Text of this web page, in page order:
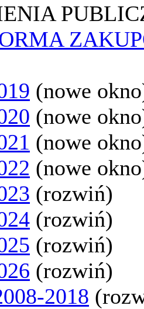
(nowe
(nowe
(nowe
(nowe
(rozwiń)
(rozwiń)
(rozwiń)
(rozwiń)
2018